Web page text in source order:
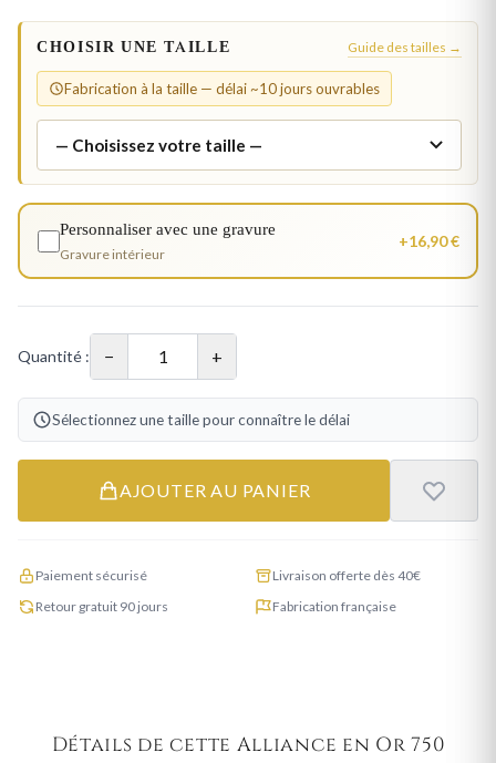
CHOISIR UNE TAILLE Guide des tailles →
Fabrication à la taille — délai ~10 jours ouvrables
Personnaliser avec une gravure
Gravure intérieur
+16,90 €
Quantité : − +
Sélectionnez une taille pour connaître le délai
AJOUTER AU PANIER
Paiement sécurisé
Livraison offerte dès 40€
Retour gratuit 90 jours
Fabrication française
Détails de cette Alliance en Or 750